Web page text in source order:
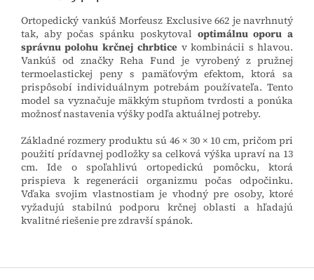
Ortopedický vankúš Morfeusz Exclusive 662 je navrhnutý
tak, aby počas spánku poskytoval optimálnu oporu a
správnu polohu krčnej chrbtice v kombinácii s hlavou.
Vankúš od značky Reha Fund je vyrobený z pružnej
termoelastickej peny s pamäťovým efektom, ktorá sa
prispôsobí individuálnym potrebám používateľa. Tento
model sa vyznačuje mäkkým stupňom tvrdosti a ponúka
možnosť nastavenia výšky podľa aktuálnej potreby.
Základné rozmery produktu sú 46 × 30 × 10 cm, pričom pri
použití prídavnej podložky sa celková výška upraví na 13
cm. Ide o spoľahlivú ortopedickú pomôcku, ktorá
prispieva k regenerácii organizmu počas odpočinku.
Vďaka svojim vlastnostiam je vhodný pre osoby, ktoré
vyžadujú stabilnú podporu krčnej oblasti a hľadajú
kvalitné riešenie pre zdravší spánok.